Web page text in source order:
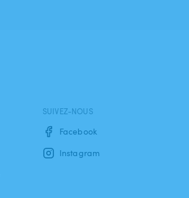
SUIVEZ-NOUS
Facebook
Instagram